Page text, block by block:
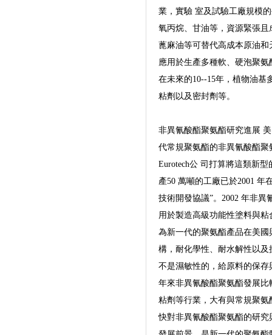
業，實驗 室及試驗工廠規模
氧丙烷、甘油等，資源緊張
蓖麻油等可替代高成本原油
應用於生產多種軟、硬泡聚
在未來的10--15年，植物油基
粘劑以及密封劑等。
非異氰酸酯聚氨酯研究進展
代常規聚氨酯的非異氰酸酯
Eurotech公 司打算將這類新
產50 萬噸的工廠已於2001 年
技術開發協議”。2002 年非
用於製造高級功能性塗料與
為新一代的聚氨酯產品在美
構，耐化學性、耐水解性以
不是濕敏性的，給原料的保
年來非異氰酸酯聚氨酯發展
粘劑等行業，大有與常規聚
快對非異氰酸酯聚氨酯的研